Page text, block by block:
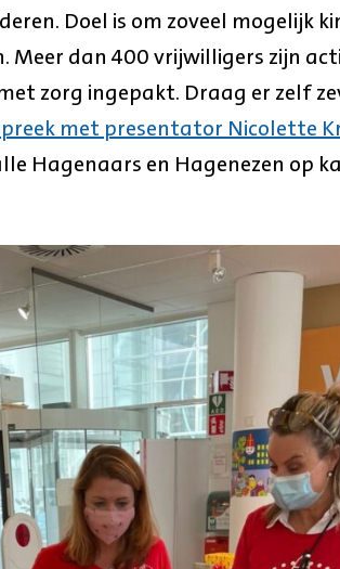
Doel is om zoveel mogelijk
Meer dan 400 vrijwilligers zijn
zorg ingepakt. Draag er zelf
met presentator Nicolette
Hagenaars en Hagenezen op